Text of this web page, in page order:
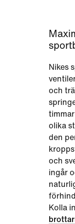
Nikes
och
olika
den
och
ingår
Kolla